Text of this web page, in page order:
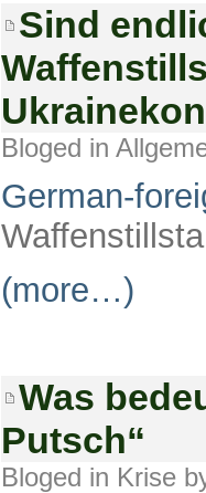
Sind
Bloged in
German-
(more…)
Was
Putsch“
Bloged in Krise